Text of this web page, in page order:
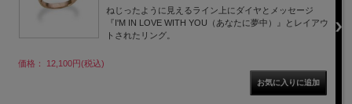
ねじったように見えるライン上にダイヤとメッセージ
『I'M IN LOVE WITH YOU（あなたに夢中）』とレイアウ
トされたリング。
価格： 12,100円(税込)